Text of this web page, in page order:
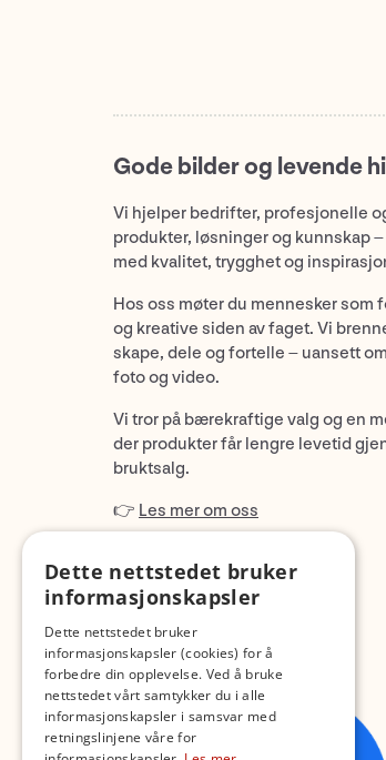
Gode bilder og levende
Vi hjelper bedrifter, profesjonelle
produkter, løsninger og kunnskap
med kvalitet, trygghet og
Hos oss møter du mennesker som
og kreative siden av faget. Vi
skape, dele og fortelle – uansett
foto og video.
Vi tror på bærekraftige valg og en
der produkter får lengre levetid
bruktsalg.
👉 Les mer om oss
Dette nettstedet bruker
informasjonskapsler
Dette nettstedet bruker
informasjonskapsler (cookies) for å
forbedre din opplevelse. Ved å bruke
nettstedet vårt samtykker du i alle
informasjonskapsler i samsvar med
retningslinjene våre for